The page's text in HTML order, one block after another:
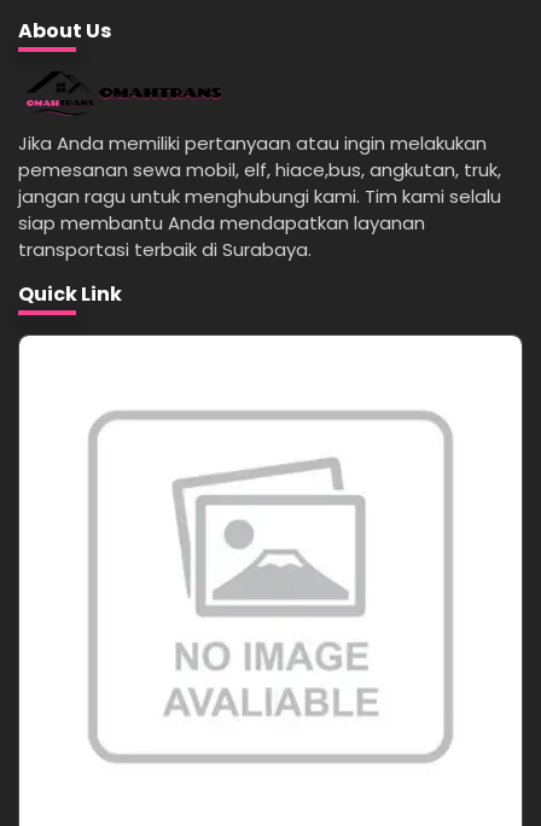
About Us
Jika Anda memiliki pertanyaan atau ingin melakukan
pemesanan sewa mobil, elf, hiace,bus, angkutan, truk,
jangan ragu untuk menghubungi kami. Tim kami selalu
siap membantu Anda mendapatkan layanan
transportasi terbaik di Surabaya.
Quick Link